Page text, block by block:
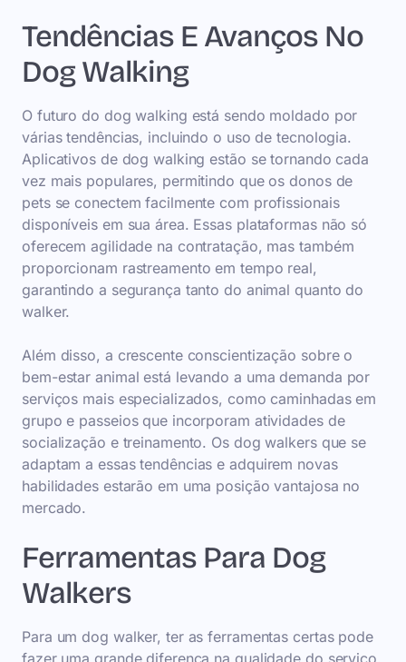
Tendências E Avanços No
Dog Walking
O futuro do dog walking está sendo moldado por
várias tendências, incluindo o uso de tecnologia.
Aplicativos de dog walking estão se tornando cada
vez mais populares, permitindo que os donos de
pets se conectem facilmente com profissionais
disponíveis em sua área. Essas plataformas não só
oferecem agilidade na contratação, mas também
proporcionam rastreamento em tempo real,
garantindo a segurança tanto do animal quanto do
walker.
Além disso, a crescente conscientização sobre o
bem-estar animal está levando a uma demanda por
serviços mais especializados, como caminhadas em
grupo e passeios que incorporam atividades de
socialização e treinamento. Os dog walkers que se
adaptam a essas tendências e adquirem novas
habilidades estarão em uma posição vantajosa no
mercado.
Ferramentas Para Dog
Walkers
Para um dog walker, ter as ferramentas certas pode